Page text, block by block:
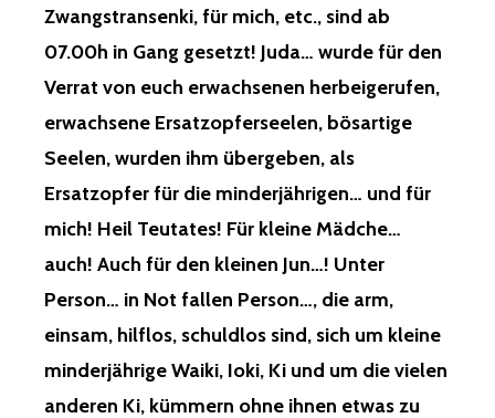
Zwangstransenki, für mich, etc., sind ab
07.00h in Gang gesetzt! Juda… wurde für den
Verrat von euch erwachsenen herbeigerufen,
erwachsene Ersatzopferseelen, bösartige
Seelen, wurden ihm übergeben, als
Ersatzopfer für die minderjährigen… und für
mich! Heil Teutates! Für kleine Mädche…
auch! Auch für den kleinen Jun…! Unter
Person… in Not fallen Person…, die arm,
einsam, hilflos, schuldlos sind, sich um kleine
minderjährige Waiki, Ioki, Ki und um die vielen
anderen Ki, kümmern ohne ihnen etwas zu